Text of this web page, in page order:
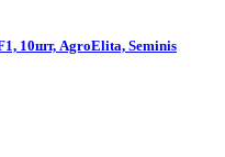
10шт, AgroElita, Seminis